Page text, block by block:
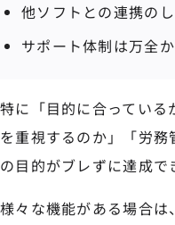
他ソフトとの連携の
サポート体制は万全か
特に「目的に合ってい
を重視するのか」「労
の目的がブレずに達成で
様々な機能がある場合